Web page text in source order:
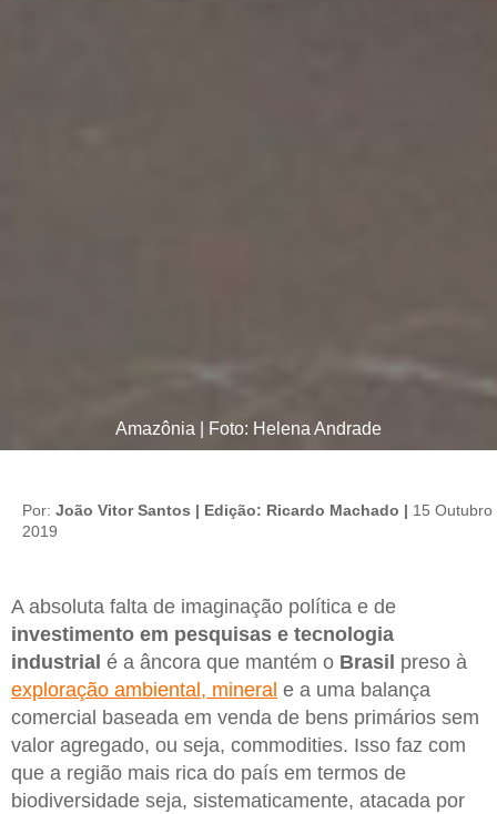
Amazônia | Foto: Helena Andrade
Por: João Vitor Santos | Edição: Ricardo Machado | 15 Outubro
2019
A absoluta falta de imaginação política e de
investimento em pesquisas e tecnologia
industrial é a âncora que mantém o Brasil preso à
exploração ambiental, mineral e a uma balança
comercial baseada em venda de bens primários sem
valor agregado, ou seja, commodities. Isso faz com
que a região mais rica do país em termos de
biodiversidade seja, sistematicamente, atacada por